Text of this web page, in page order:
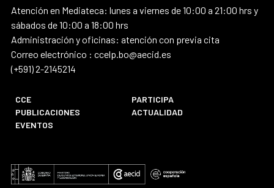
Atención en Mediateca: lunes a viernes de 10:00 a 21:00 hrs y
sábados de 10:00 a 18:00 hrs
Administración y oficinas: atención con previa cita
Correo electrónico : ccelp.bo@aecid.es
(+591) 2-2145214
CCE
PARTICIPA
PUBLICACIONES
ACTUALIDAD
EVENTOS